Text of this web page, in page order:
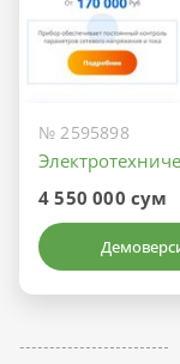
№ 2595898
4 550 000 сум